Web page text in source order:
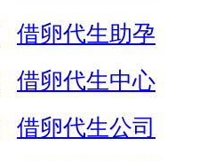
借卵代生助孕
借卵代生中心
借卵代生公司